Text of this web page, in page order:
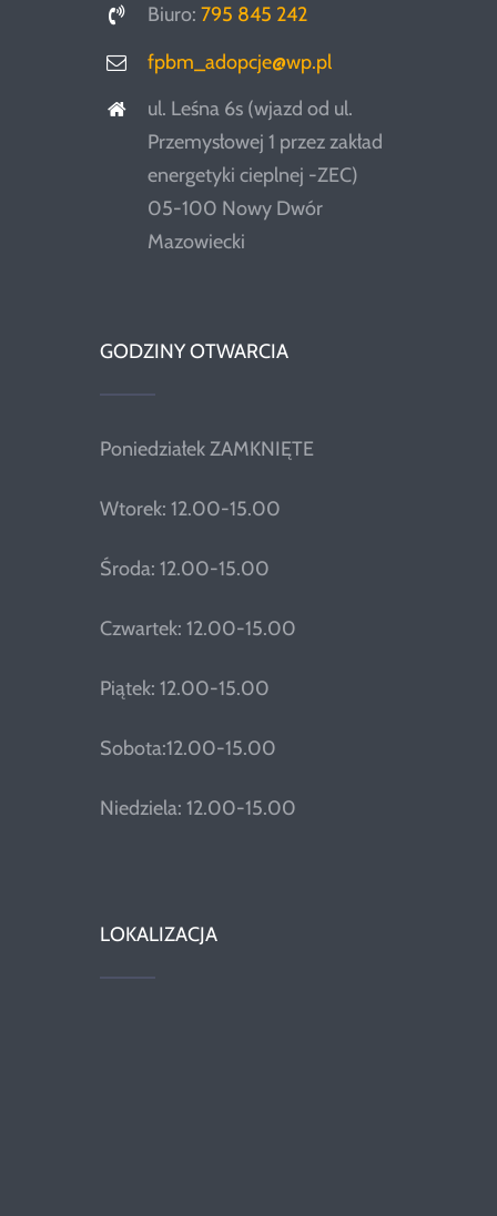
Biuro:795 845 242
fpbm_adopcje@wp.pl
ul. Leśna 6s (wjazd od ul.
Przemysłowej 1 przez zakład
energetyki cieplnej -ZEC)
05-100 Nowy Dwór
Mazowiecki
GODZINY OTWARCIA
Poniedziałek ZAMKNIĘTE
Wtorek: 12.00-15.00
Środa: 12.00-15.00
Czwartek: 12.00-15.00
Piątek: 12.00-15.00
Sobota:12.00-15.00
Niedziela: 12.00-15.00
LOKALIZACJA